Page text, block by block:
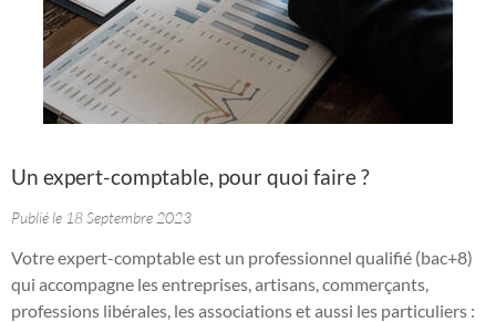
Un expert-comptable, pour quoi faire ?
Publié le 18 Septembre 2023
Votre expert-comptable est un professionnel qualifié (bac+8)
qui accompagne les entreprises, artisans, commerçants,
professions libérales, les associations et aussi les particuliers :